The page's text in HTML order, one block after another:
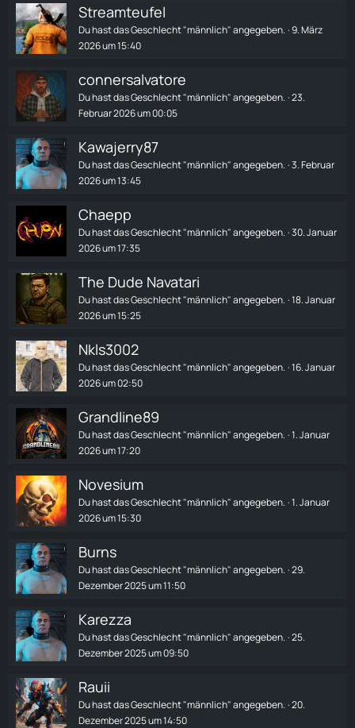
Streamteufel
Du hast das Geschlecht "männlich" angegeben. 9. März
2026 um 15:40
connersalvatore
Du hast das Geschlecht "männlich" angegeben. 23.
Februar 2026 um 00:05
Kawajerry87
Du hast das Geschlecht "männlich" angegeben. 3. Februar
2026 um 13:45
Chaepp
Du hast das Geschlecht "männlich" angegeben. 30. Januar
2026 um 17:35
The Dude Navatari
Du hast das Geschlecht "männlich" angegeben. 18. Januar
2026 um 15:25
Nkls3002
Du hast das Geschlecht "männlich" angegeben. 16. Januar
2026 um 02:50
Grandline89
Du hast das Geschlecht "männlich" angegeben. 1. Januar
2026 um 17:20
Novesium
Du hast das Geschlecht "männlich" angegeben. 1. Januar
2026 um 15:30
Burns
Du hast das Geschlecht "männlich" angegeben. 29.
Dezember 2025 um 11:50
Karezza
Du hast das Geschlecht "männlich" angegeben. 25.
Dezember 2025 um 09:50
Rauii
Du hast das Geschlecht "männlich" angegeben. 20.
Dezember 2025 um 14:50